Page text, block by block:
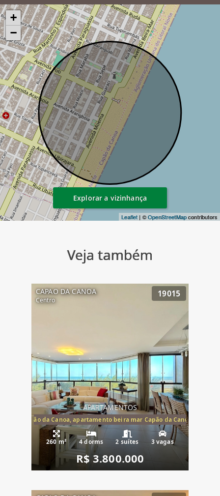
+
−
Leaflet | ©OpenStreetMapcontributors
Explorar a vizinhança
Veja também
CAPAO DA CANOA
Centro
19015
APARTAMENTOS
mar Capão da Canoa, apartamento beira mar Capão da Canoa,
260 m² 4 dorms 2 suítes 3 vagas
R$ 3.800.000